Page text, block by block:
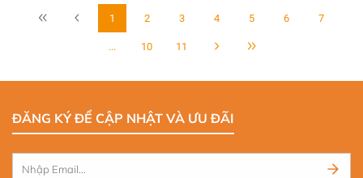
1 2 3 4 5 6 7
... 10 11
ĐĂNG KÝ ĐỂ CẬP NHẬT VÀ ƯU ĐÃI